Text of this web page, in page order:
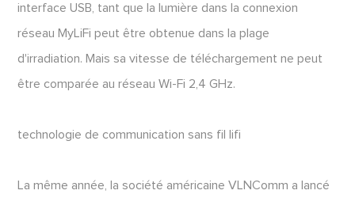
interface USB, tant que la lumière dans la connexion
réseau MyLiFi peut être obtenue dans la plage
d'irradiation. Mais sa vitesse de téléchargement ne peut
être comparée au réseau Wi-Fi 2,4 GHz.
technologie de communication sans fil lifi
La même année, la société américaine VLNComm a lancé